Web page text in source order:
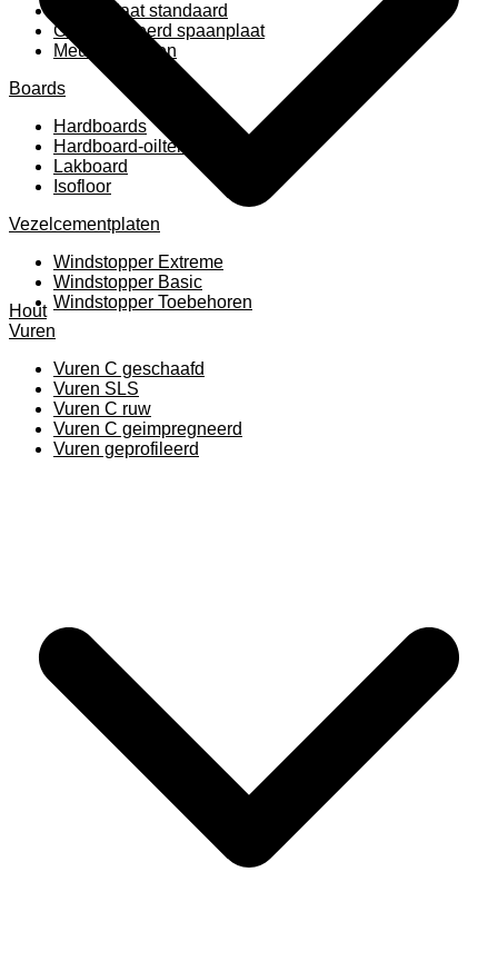
Spaanplaat standaard
Geplastificeerd spaanplaat
Meubelpanelen
Boards
Hardboards
Hardboard-oiltemperated
Lakboard
Isofloor
Vezelcementplaten
Windstopper Extreme
Windstopper Basic
Windstopper Toebehoren
Hout
Vuren
Vuren C geschaafd
Vuren SLS
Vuren C ruw
Vuren C geimpregneerd
Vuren geprofileerd